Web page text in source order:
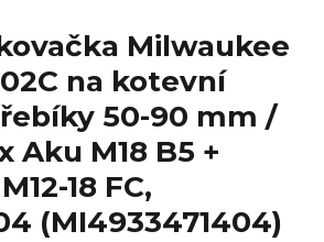
Milwaukee
na kotevní
50-90 mm /
Aku M18 B5 +
18 FC,
(MI4933471404)